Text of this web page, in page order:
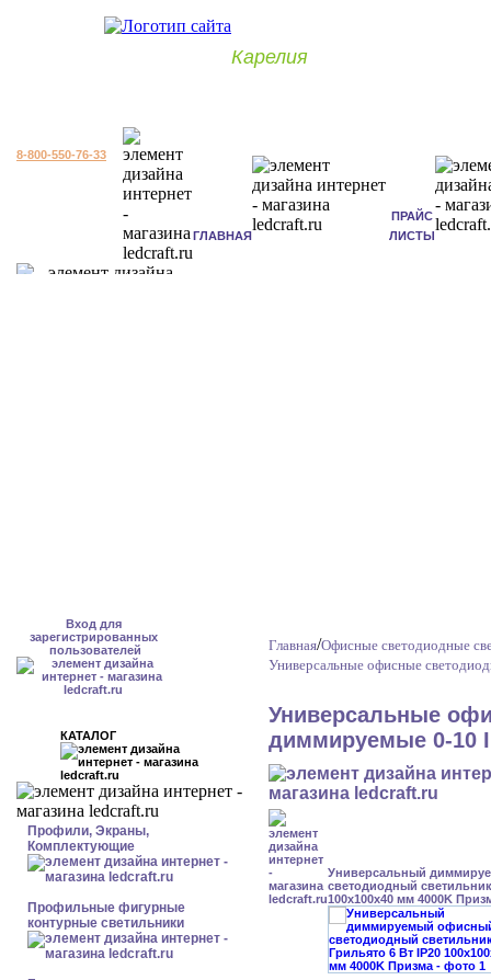
Карелия
8-800-550-76-33
ГЛАВНАЯ
ПРАЙС
ЛИСТЫ
Вход для
зарегистрированных
пользователей
КАТАЛОГ
Профили, Экраны,
Комплектующие
Профильные фигурные
контурные светильники
Главная/Офисные светодиодные
Универсальные офисные
Универсальные
диммируемые 0-10
Универсальный
светодиодный
100x100x40 мм 4000K